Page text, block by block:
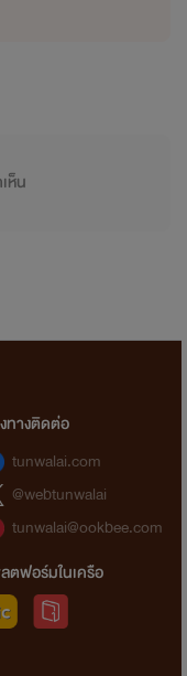
ห็น
ทางติดต่อ
tunwalai.com
@webtunwalai
tunwalai@ookbee.com
ตฟอร์มในเครือ